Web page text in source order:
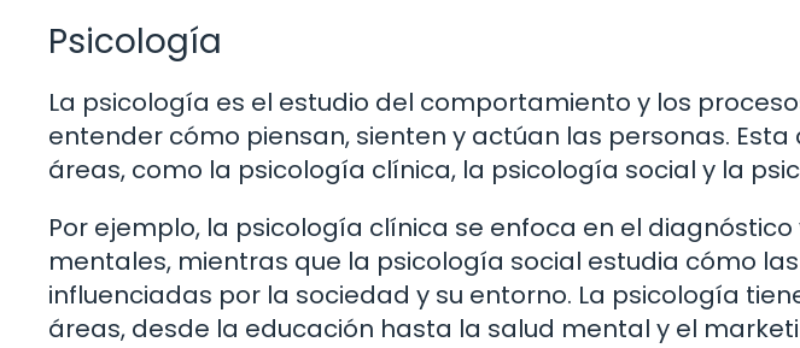
Psicología
La psicología es el estudio del comportamiento y los
entender cómo piensan, sienten y actúan las personas. Esta
áreas, como la psicología clínica, la psicología social y la
Por ejemplo, la psicología clínica se enfoca en el
mentales, mientras que la psicología social estudia cómo
influenciadas por la sociedad y su entorno. La psicología
áreas, desde la educación hasta la salud mental y el